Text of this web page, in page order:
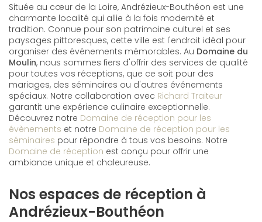
Située au cœur de la Loire, Andrézieux-Bouthéon est une
charmante localité qui allie à la fois modernité et
tradition. Connue pour son patrimoine culturel et ses
paysages pittoresques, cette ville est l'endroit idéal pour
organiser des événements mémorables. Au Domaine du
Moulin, nous sommes fiers d'offrir des services de qualité
pour toutes vos réceptions, que ce soit pour des
mariages, des séminaires ou d'autres événements
spéciaux. Notre collaboration avec Richard Traiteur
garantit une expérience culinaire exceptionnelle.
Découvrez notre Domaine de réception pour les
évènements et notre Domaine de réception pour les
séminaires pour répondre à tous vos besoins. Notre
Domaine de réception est conçu pour offrir une
ambiance unique et chaleureuse.
Nos espaces de réception à
Andrézieux-Bouthéon